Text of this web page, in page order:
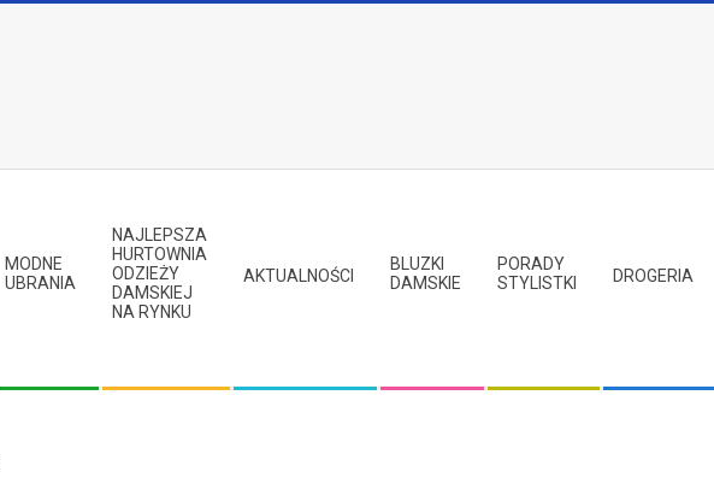
MODNE
UBRANIA
NAJLEPSZA
HURTOWNIA
ODZIEŻY
DAMSKIEJ
NA RYNKU
AKTUALNOŚCI
BLUZKI
DAMSKIE
PORADY
STYLISTKI
DROGERIA